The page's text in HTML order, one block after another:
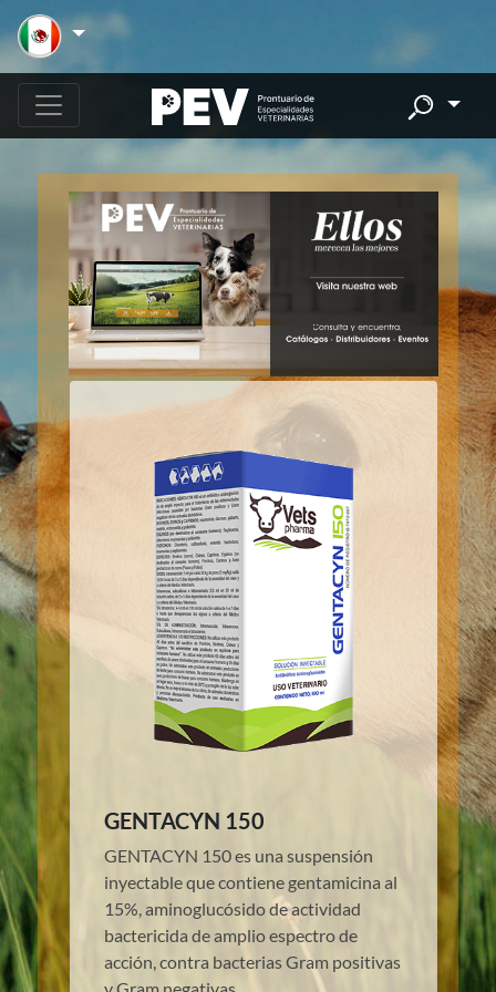
GENTACYN 150
GENTACYN 150 es una suspensión
inyectable que contiene gentamicina al
15%, aminoglucósido de actividad
bactericida de amplio espectro de
acción, contra bacterias Gram positivas